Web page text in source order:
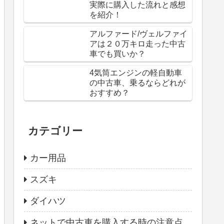
実際に購入した流れと感想
を紹介！
アルファード/ヴェルファイ
アは２０万キロ走った中古
車でも買いか？
4気筒エンジンの軽自動車
の中古車、乗るならどれが
おすすめ？
カテゴリー
カー用品
スズキ
ダイハツ